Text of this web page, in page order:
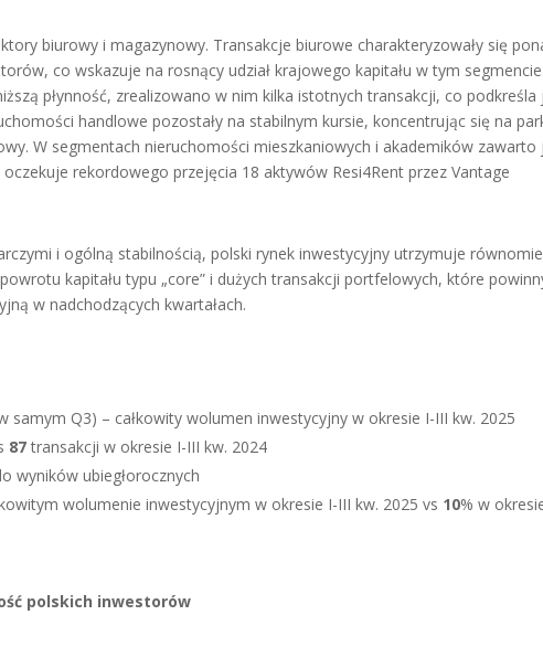
biurowy i magazynowy. Transakcje biurowe charakteryzowały się
co wskazuje na rosnący udział krajowego kapitału w tym segmencie.
płynność, zrealizowano w nim kilka istotnych transakcji, co podkreśla
handlowe pozostały na stabilnym kursie, koncentrując się na
W segmentach nieruchomości mieszkaniowych i akademików zawarto
rekordowego przejęcia 18 aktywów Resi4Rent przez Vantage
i ogólną stabilnością, polski rynek inwestycyjny utrzymuje
kapitału typu „core” i dużych transakcji portfelowych, które
w nadchodzących kwartałach.
samym Q3) – całkowity wolumen inwestycyjny w okresie I-III kw. 2025
87transakcji w okresie I-III kw. 2024
wyników ubiegłorocznych
wolumenie inwestycyjnym w okresie I-III kw. 2025 vs 10% w
polskich inwestorów